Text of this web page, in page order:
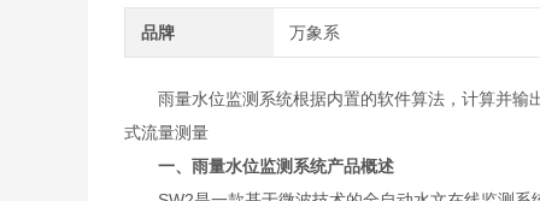
品牌 万象系
雨量水位监测系统根据内置的软件算法，计算并
式流量测量
一、 雨量水位监测系统产品概述